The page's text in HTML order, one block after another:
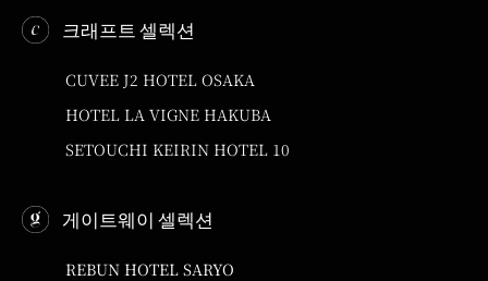
크래프트 셀렉션
CUVEE J2 HOTEL OSAKA
HOTEL LA VIGNE HAKUBA
SETOUCHI KEIRIN HOTEL 10
게이트웨이 셀렉션
REBUN HOTEL SARYO